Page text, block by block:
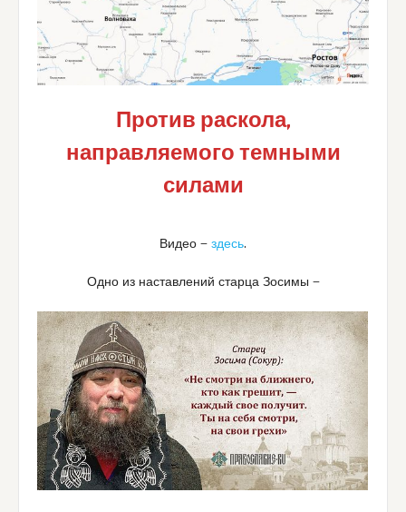
Против раскола,
направляемого темными
силами
Видео — здесь.
Одно из наставлений старца Зосимы —